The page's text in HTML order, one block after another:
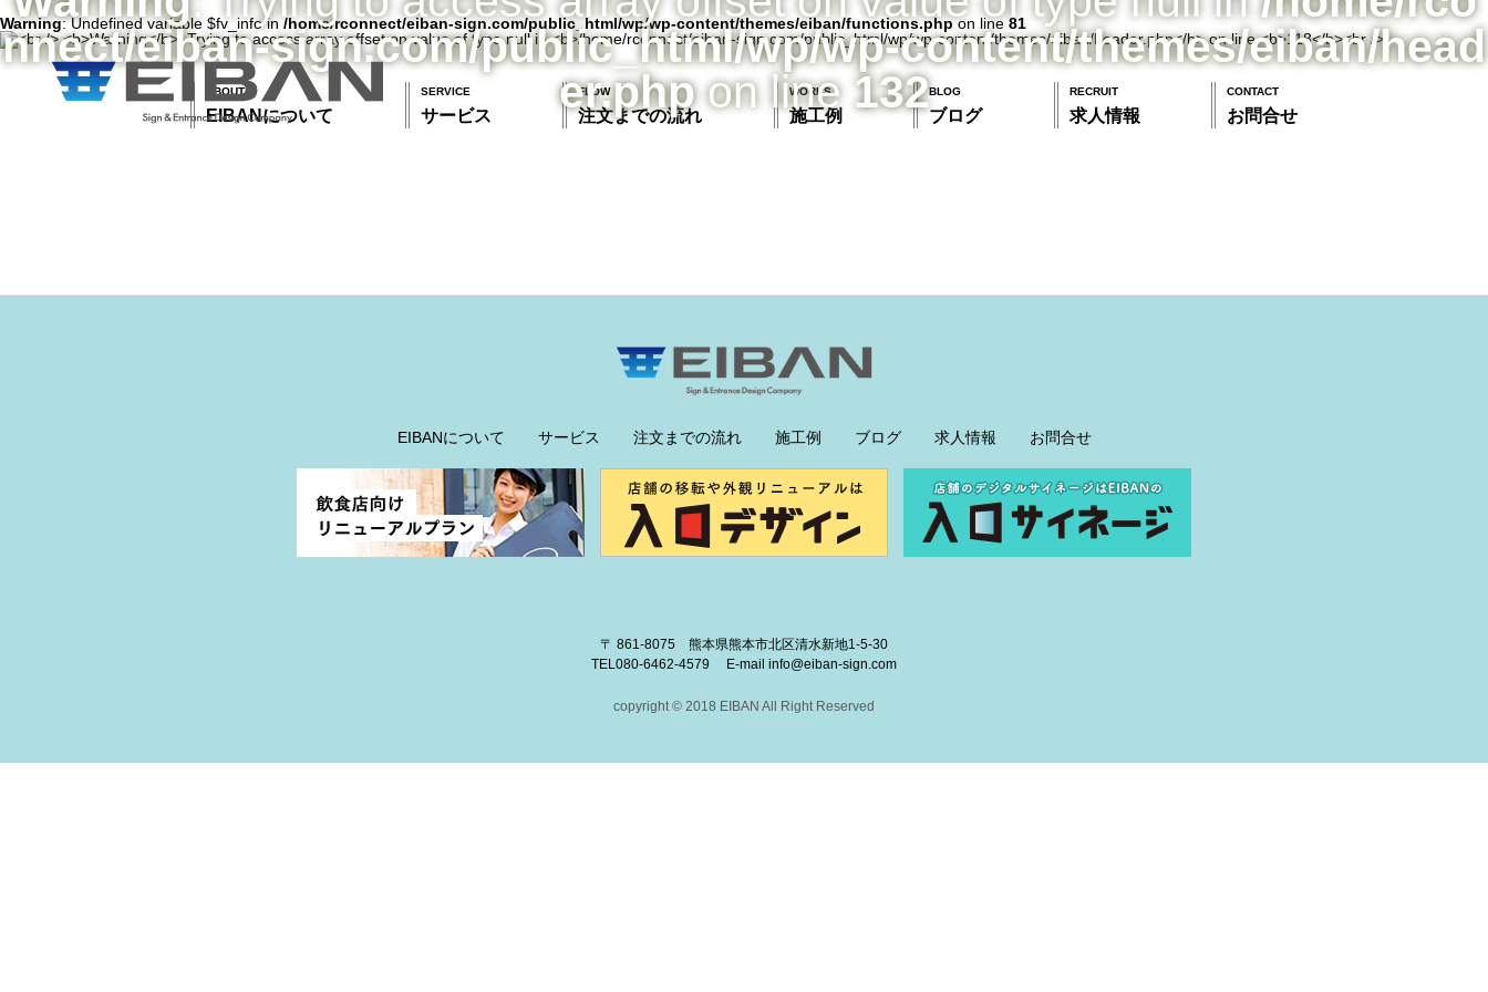
Warning: Undefined variable $fv_info in/home/rconnect/eiban-sign.com/public_html/wp/wp-content/themes/eiban/functions.phpon line81
nnect/eiban-sign.com/public_html/wp/wp-content/themes/eiban/head
er.phpon line 132
ABOUT
EIBANについて
SERVICE
サービス
FLOW
注文までの流れ
WORKS
施工例
BLOG
ブログ
RECRUIT
求人情報
CONTACT
お問合せ
EIBANについて サービス 注文までの流れ 施工例 ブログ 求人情報 お問合せ
〒 861-8075 熊本県熊本市北区清水新地1-5-30
TEL 080-6462-4579 E-mail info@eiban-sign.com
copyright © 2018 EIBAN All Right Reserved